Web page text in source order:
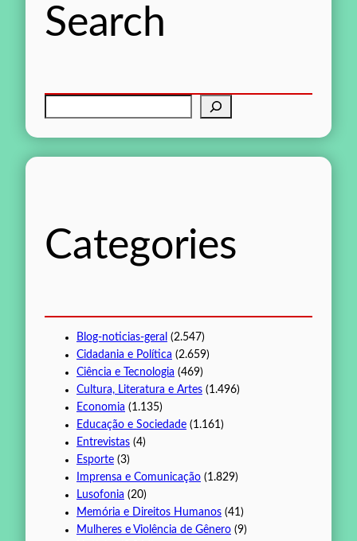
Search
aCategories
Blog-noticias-geral (2.547)
Cidadania e Política (2.659)
Ciência e Tecnologia (469)
Cultura, Literatura e Artes (1.496)
Economia (1.135)
Educação e Sociedade (1.161)
Entrevistas (4)
Esporte (3)
Imprensa e Comunicação (1.829)
Lusofonia (20)
Memória e Direitos Humanos (41)
Mulheres e Violência de Gênero (9)